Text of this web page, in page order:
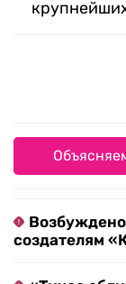
Возбуждено
создателям